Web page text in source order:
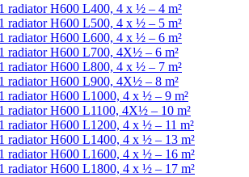
radiator H600 L400, 4 x ½ – 4 m²
radiator H600 L500, 4 x ½ – 5 m²
radiator H600 L600, 4 x ½ – 6 m²
radiator H600 L700, 4X½ – 6 m²
radiator H600 L800, 4 x ½ – 7 m²
radiator H600 L900, 4X½ – 8 m²
radiator H600 L1000, 4 x ½ – 9 m²
radiator H600 L1100, 4X½ – 10 m²
radiator H600 L1200, 4 x ½ – 11 m²
radiator H600 L1400, 4 x ½ – 13 m²
radiator H600 L1600, 4 x ½ – 16 m²
radiator H600 L1800, 4 x ½ – 17 m²